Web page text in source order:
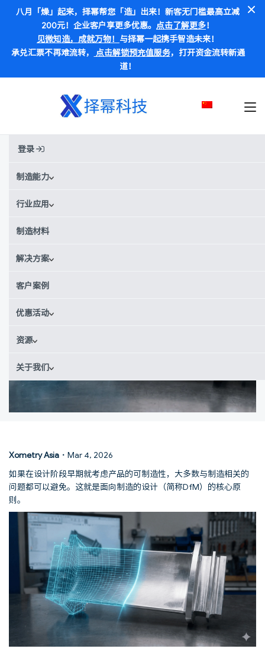
八月「燥」起来，择幂帮您「造」出来！新客无门槛最高立减
200元！企业客户享更多优惠。 点击了解更多！
见微知造，成就万物！ 与择幂一起携手智造未来！
承兑汇票不再难流转， 点击解锁预充值服务，打开资金流转新通
道！
登录
制造能力
行业应用
制造材料
解决方案
客户案例
优惠活动
资源
关于我们
Home»
面向制造的设计（DfM）
Xometry Asia · Mar 4, 2026
如果在设计阶段早期就考虑产品的可制造性，大多数与制造相关的
问题都可以避免。这就是面向制造的设计（简称DfM）的核心原
则。